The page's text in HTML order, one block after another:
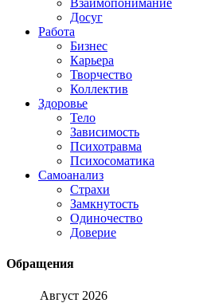
Взаимопонимание
Досуг
Работа
Бизнес
Карьера
Творчество
Коллектив
Здоровье
Тело
Зависимость
Психотравма
Психосоматика
Самоанализ
Страхи
Замкнутость
Одиночество
Доверие
Обращения
Август 2026